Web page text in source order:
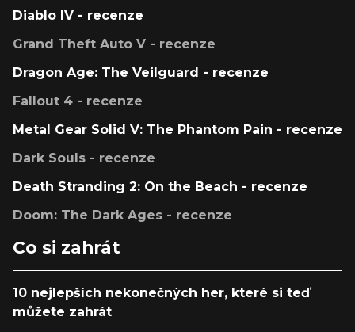
Diablo IV - recenze
Grand Theft Auto V - recenze
Dragon Age: The Veilguard - recenze
Fallout 4 - recenze
Metal Gear Solid V: The Phantom Pain - recenze
Dark Souls - recenze
Death Stranding 2: On the Beach - recenze
Doom: The Dark Ages - recenze
Co si zahrát
10 nejlepších nekonečných her, které si teď
můžete zahrát